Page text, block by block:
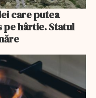
care putea
pe hârtie. Statul